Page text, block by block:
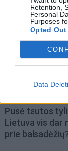
Retention,
Personal
Purposes
Opted Out
Data
reabilitacijai
Pusė tautos
Lietuva vis dar
prie balsadėžių?